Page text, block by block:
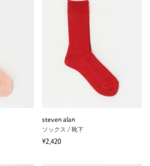
steven alan
ソックス / 靴下
¥2,420